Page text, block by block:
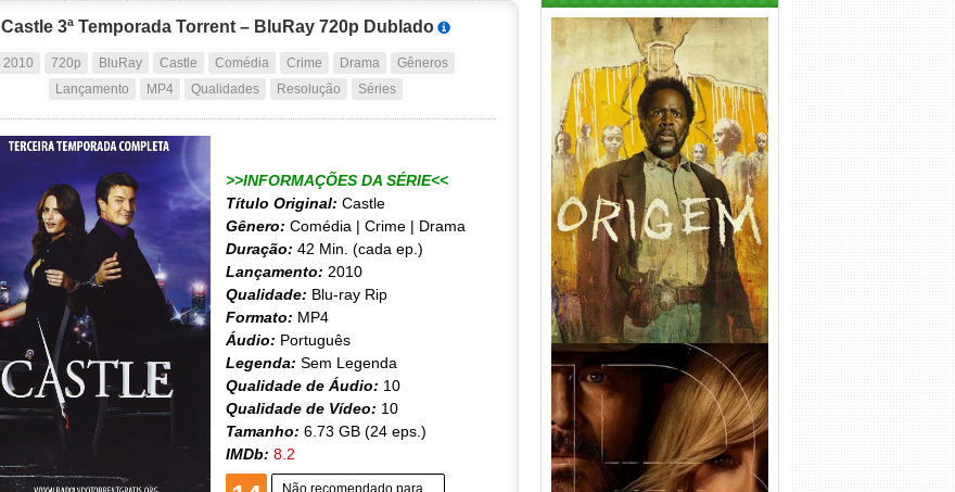
Castle 3ª Temporada Torrent – BluRay 720p Dublado
2010 720p BluRay Castle Comédia Crime Drama
Gêneros
Lançamento
MP4 Qualidades Resolução Séries
>>INFORMAÇÕES DA SÉRIE<<
Título Original: Castle
Gênero: Comédia | Crime | Drama
Duração: 42 Min. (cada ep.)
Lançamento: 2010
Qualidade: Blu-ray Rip
Formato: MP4
Áudio: Português
Legenda: Sem Legenda
Qualidade de Áudio: 10
Qualidade de Vídeo: 10
Tamanho: 6.73 GB (24 eps.)
IMDb: 8.2
Não recomendado para
Origem 4ª Temporada Torrent
(2026) WEB-DL 1080p/4K
Dual Áudio